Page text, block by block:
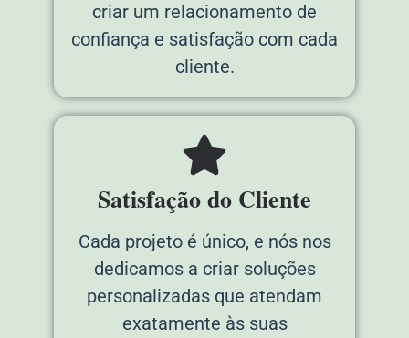
criar um relacionamento de
confiança e satisfação com cada
cliente.
Satisfação do Cliente
Cada projeto é único, e nós nos
dedicamos a criar soluções
personalizadas que atendam
exatamente às suas